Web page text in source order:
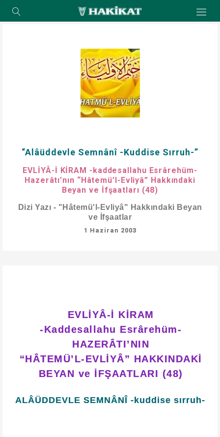
“Alâüddevle Semnânî -Kuddise Sırruh-”
EVLİYÂ-İ KİRAM -kaddesallahu Esrârehüm-
Hazerâtı’nın “Hâtemü’l-Evliyâ” Hakkındaki
Beyan ve İfşaatları (48)
Dizi Yazı - "Hâtemü'l-Evliyâ" Hakkındaki Beyan
ve İfşaatlar
1 Haziran 2003
EVLİYÂ-İ KİRAM
-Kaddesallahu Esrârehüm-
HAZERÂTI’NIN
“HÂTEMÜ’L-EVLİYÂ” HAKKINDAKİ
BEYAN ve İFŞAATLARI (48)
ALÂÜDDEVLE SEMNÂNÎ -kuddise sırruh-